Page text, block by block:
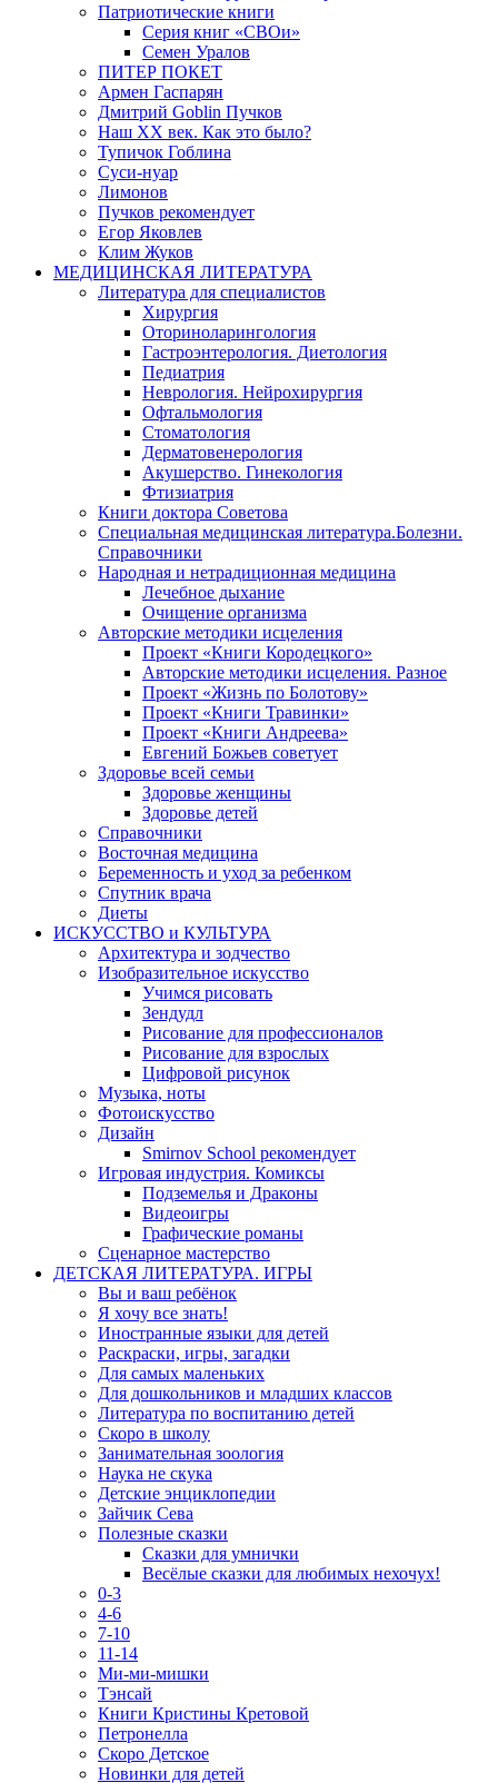
Патриотические книги
Серия книг «СВОи»
Семен Уралов
ПИТЕР ПОКЕТ
Армен Гаспарян
Дмитрий Goblin Пучков
Наш XX век. Как это было?
Тупичок Гоблина
Суси-нуар
Лимонов
Пучков рекомендует
Егор Яковлев
Клим Жуков
МЕДИЦИНСКАЯ ЛИТЕРАТУРА
Литература для специалистов
Хирургия
Оториноларингология
Гастроэнтерология. Диетология
Педиатрия
Неврология. Нейрохирургия
Офтальмология
Стоматология
Дерматовенерология
Акушерство. Гинекология
Фтизиатрия
Книги доктора Советова
Специальная медицинская литература.Болезни.
Справочники
Народная и нетрадиционная медицина
Лечебное дыхание
Очищение организма
Авторские методики исцеления
Проект «Книги Кородецкого»
Авторские методики исцеления. Разное
Проект «Жизнь по Болотову»
Проект «Книги Травинки»
Проект «Книги Андреева»
Евгений Божьев советует
Здоровье всей семьи
Здоровье женщины
Здоровье детей
Справочники
Восточная медицина
Беременность и уход за ребенком
Спутник врача
Диеты
ИСКУССТВО и КУЛЬТУРА
Архитектура и зодчество
Изобразительное искусство
Учимся рисовать
Зендудл
Рисование для профессионалов
Рисование для взрослых
Цифровой рисунок
Музыка, ноты
Фотоискусство
Дизайн
Smirnov School рекомендует
Игровая индустрия. Комиксы
Подземелья и Драконы
Видеоигры
Графические романы
Сценарное мастерство
ДЕТСКАЯ ЛИТЕРАТУРА. ИГРЫ
Вы и ваш ребёнок
Я хочу все знать!
Иностранные языки для детей
Раскраски, игры, загадки
Для самых маленьких
Для дошкольников и младших классов
Литература по воспитанию детей
Скоро в школу
Занимательная зоология
Наука не скука
Детские энциклопедии
Зайчик Сева
Полезные сказки
Сказки для умнички
Весёлые сказки для любимых нехочух!
0-3
4-6
7-10
11-14
Ми-ми-мишки
Тэнсай
Книги Кристины Кретовой
Петронелла
Скоро Детское
Новинки для детей